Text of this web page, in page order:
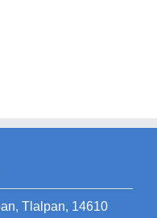
Tlalpan, 14610